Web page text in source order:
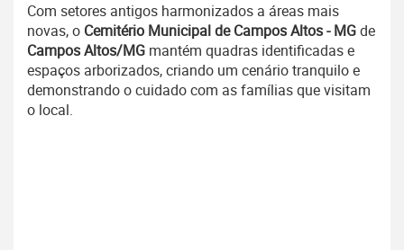
Com setores antigos harmonizados a áreas mais
novas, o Cemitério Municipal de Campos Altos - MGde
Campos Altos/MG mantém quadras identificadas e
espaços arborizados, criando um cenário tranquilo e
demonstrando o cuidado com as famílias que visitam
o local.